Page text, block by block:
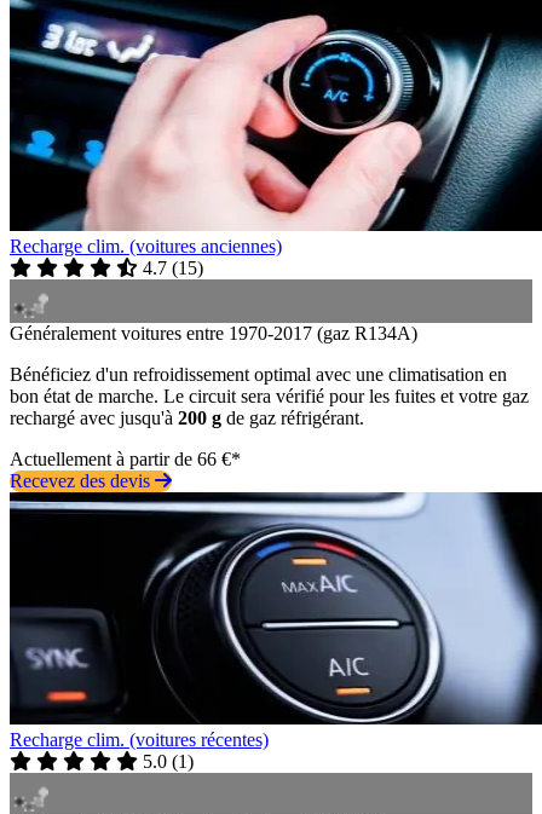
Recharge clim. (voitures anciennes)
4.7 (15)
Généralement voitures entre 1970-2017 (gaz R134A)
Bénéficiez d'un refroidissement optimal avec une climatisation en
bon état de marche. Le circuit sera vérifié pour les fuites et votre gaz
rechargé avec jusqu'à 200 g de gaz réfrigérant.
Actuellement à partir de 66 €*
Recevez des devis
Recharge clim. (voitures récentes)
5.0 (1)